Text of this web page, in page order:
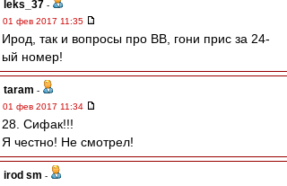
leks_37 -
01 фев 2017 11:35
Ирод, так и вопросы про ВВ, гони прис за 24-
ый номер!
taram -
01 фев 2017 11:34
28. Сифак!!!
Я честно! Не смотрел!
irod sm -